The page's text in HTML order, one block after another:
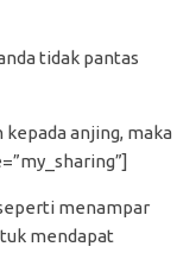
tidak pantas
anjing, maka
menampar
mendapat